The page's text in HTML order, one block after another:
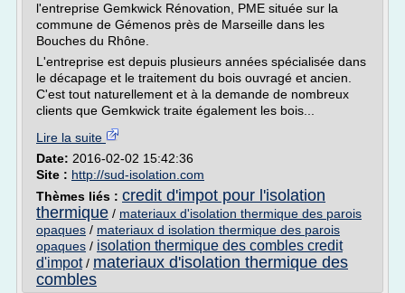
l'entreprise Gemkwick Rénovation, PME située sur la
commune de Gémenos près de Marseille dans les
Bouches du Rhône.
L'entreprise est depuis plusieurs années spécialisée dans
le décapage et le traitement du bois ouvragé et ancien.
C'est tout naturellement et à la demande de nombreux
clients que Gemkwick traite également les bois...
Lire la suite
Date: 2016-02-02 15:42:36
Site : http://sud-isolation.com
Thèmes liés : credit d'impot pour l'isolation
thermique / materiaux d'isolation thermique des parois
opaques / materiaux d isolation thermique des parois
opaques / isolation thermique des combles credit
d'impot/ materiaux d'isolation thermique des
combles